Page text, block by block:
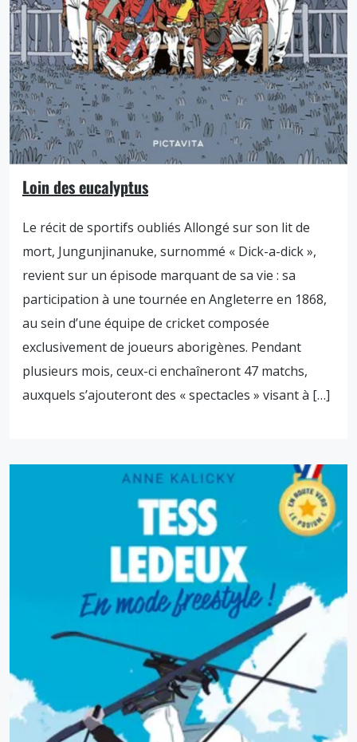
Loin des eucalyptus
Le récit de sportifs oubliés Allongé sur son lit de
mort, Jungunjinanuke, surnommé « Dick-a-dick »,
revient sur un épisode marquant de sa vie : sa
participation à une tournée en Angleterre en 1868,
au sein d’une équipe de cricket composée
exclusivement de joueurs aborigènes. Pendant
plusieurs mois, ceux-ci enchaîneront 47 matchs,
auxquels s’ajouteront des « spectacles » visant à […]